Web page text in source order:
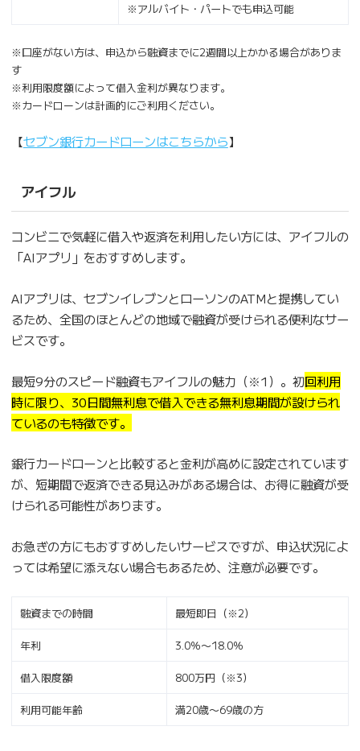
※アルバイト・パートでも申込可能
※口座がない方は、申込から融資までに2週間以上かかる場合がありま
す
※利用限度額によって借入金利が異なります。
※カードローンは計画的にご利用ください。
【セブン銀行カードローンはこちらから】
アイフル
コンビニで気軽に借入や返済を利用したい方には、アイフルの
「AIアプリ」をおすすめします。
AIアプリは、セブンイレブンとローソンのATMと提携してい
るため、全国のほとんどの地域で融資が受けられる便利なサー
ビスです。
最短9分のスピード融資もアイフルの魅力（※1）。初回利用
時に限り、30日間無利息で借入できる無利息期間が設けられ
ているのも特徴です。
銀行カードローンと比較すると金利が高めに設定されています
が、短期間で返済できる見込みがある場合は、お得に融資が受
けられる可能性があります。
お急ぎの方にもおすすめしたいサービスですが、申込状況によ
っては希望に添えない場合もあるため、注意が必要です。
融資までの時間 最短即日（※2）
年利 3.0％〜18.0％
借入限度額 800万円（※3）
利用可能年齢 満20歳〜69歳の方